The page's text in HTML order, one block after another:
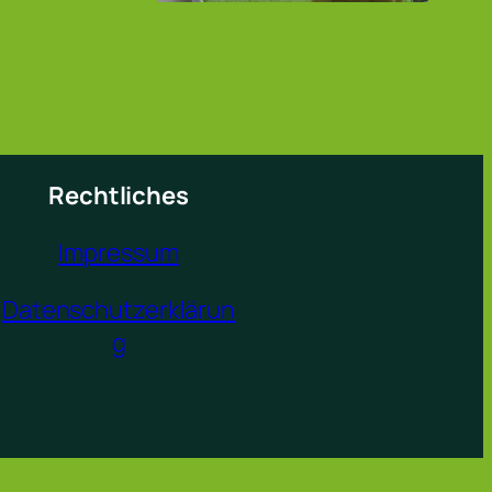
Rechtliches
Impressum
Datenschutzerklärun
g